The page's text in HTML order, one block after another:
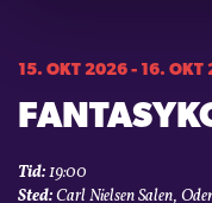
15. OKT 2026 - 16. OKT
Tid:19:00
Sted:Carl Nielsen Salen,